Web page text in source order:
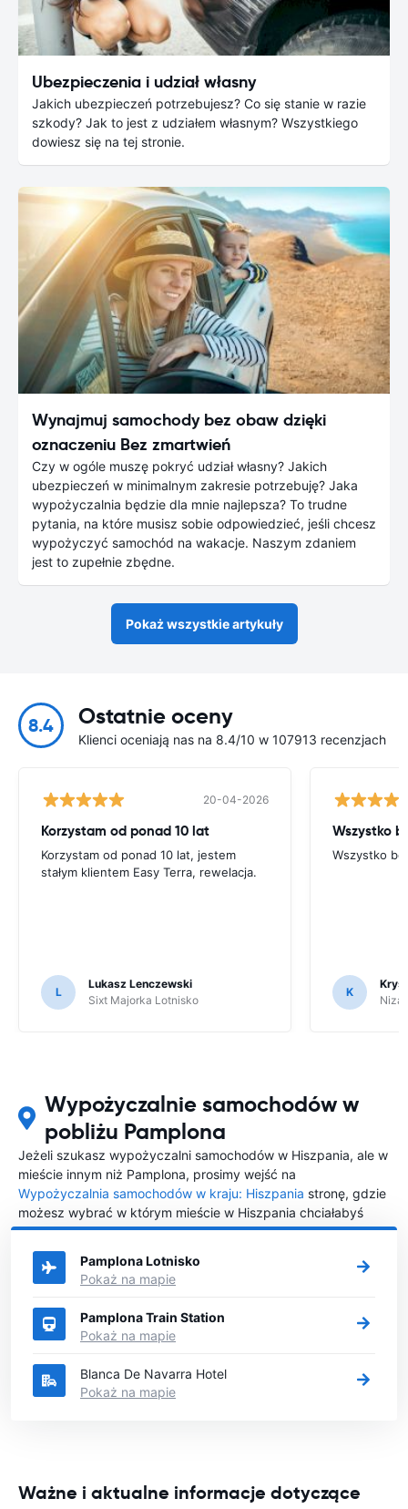
Ubezpieczenia i udział własny
Jakich ubezpieczeń potrzebujesz? Co się stanie w razie
szkody? Jak to jest z udziałem własnym? Wszystkiego
dowiesz się na tej stronie.
Wynajmuj samochody bez obaw dzięki
oznaczeniu Bez zmartwień
Czy w ogóle muszę pokryć udział własny? Jakich
ubezpieczeń w minimalnym zakresie potrzebuję? Jaka
wypożyczalnia będzie dla mnie najlepsza? To trudne
pytania, na które musisz sobie odpowiedzieć, jeśli chcesz
wypożyczyć samochód na wakacje. Naszym zdaniem
jest to zupełnie zbędne.
Pokaż wszystkie artykuły
8.4 Ostatnie oceny
Klienci oceniają nas na 8.4/10 w 107913 recenzjach
20-04-2026
Korzystam od ponad 10 lat
Korzystam od ponad 10 lat, jestem
stałym klientem Easy Terra, rewelacja.
L
Lukasz Lenczewski
Sixt Majorka Lotnisko
Wszystko
Wszystko
K
Wypożyczalnie samochodów w
pobliżu Pamplona
Jeżeli szukasz wypożyczalni samochodów w Hiszpania, ale w
mieście innym niż Pamplona, prosimy wejść na
Wypożyczalnia samochodów w kraju: Hiszpania stronę, gdzie
możesz wybrać w którym mieście w Hiszpania chciałabyś
wypożyczyć samochód.
Pamplona Lotnisko
Pokaż na mapie
Pamplona Train Station
Pokaż na mapie
Blanca De Navarra Hotel
Pokaż na mapie
Ważne i aktualne informacje dotyczące